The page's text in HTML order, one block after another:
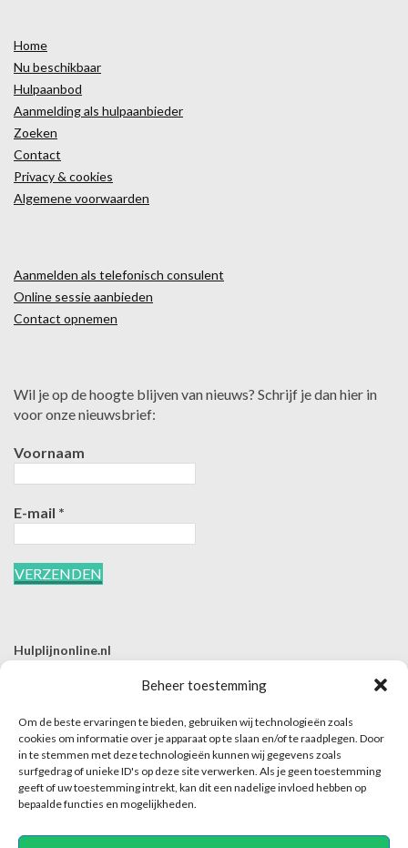
Beheer toestemming
Om de beste ervaringen te bieden, gebruiken wij technologieën zoals
cookies om informatie over je apparaat op te slaan en/of te raadplegen. Door
in te stemmen met deze technologieën kunnen wij gegevens zoals
surfgedrag of unieke ID's op deze site verwerken. Als je geen toestemming
geeft of uw toestemming intrekt, kan dit een nadelige invloed hebben op
bepaalde functies en mogelijkheden.
Home
Nu beschikbaar
Hulpaanbod
Aanmelding als hulpaanbieder
Zoeken
Contact
Privacy & cookies
Algemene voorwaarden
Aanmelden als telefonisch consulent
Online sessie aanbieden
Contact opnemen
Wil je op de hoogte blijven van nieuws? Schrijf je dan hier in
voor onze nieuwsbrief:
Voornaam
E-mail *
Hulplijnonline.nl
E | info@hulplijnonline.nl
Contactformulier
Over Hulplijnonline.nl
Het team van Hulplijnonline.nl